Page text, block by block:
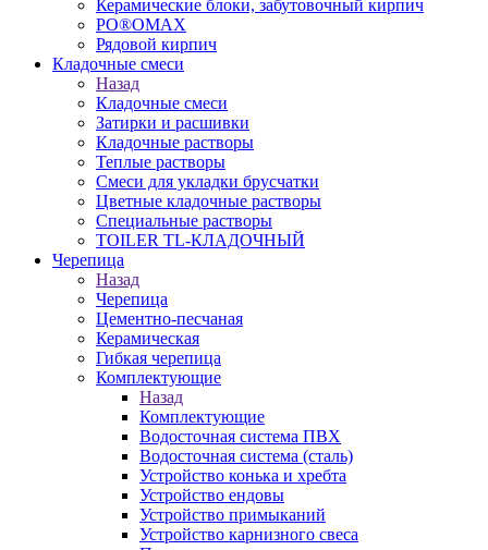
Керамические блоки, забутовочный кирпич
PO®OMAX
Рядовой кирпич
Кладочные смеси
Назад
Кладочные смеси
Затирки и расшивки
Кладочные растворы
Теплые растворы
Смеси для укладки брусчатки
Цветные кладочные растворы
Специальные растворы
TOILER TL-КЛАДОЧНЫЙ
Черепица
Назад
Черепица
Цементно-песчаная
Керамическая
Гибкая черепица
Комплектующие
Назад
Комплектующие
Водосточная система ПВХ
Водосточная система (сталь)
Устройство конька и хребта
Устройство ендовы
Устройство примыканий
Устройство карнизного свеса